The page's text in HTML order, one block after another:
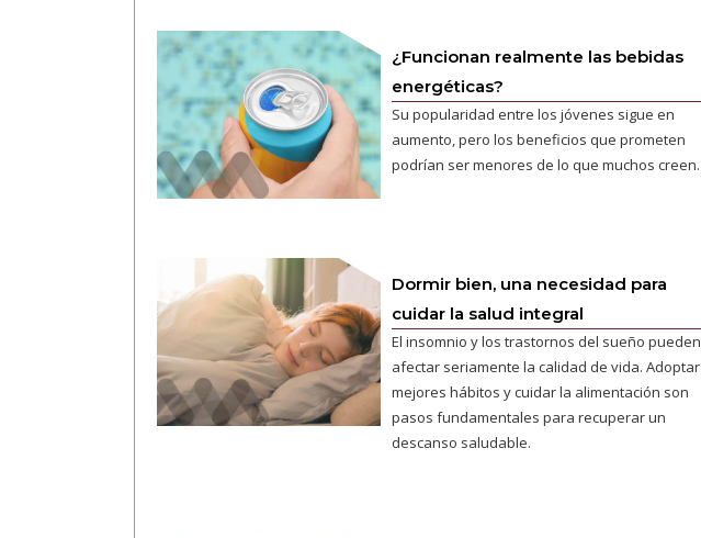
¿Funcionan realmente las bebidas
energéticas?
Su popularidad entre los jóvenes sigue en
aumento, pero los beneficios que prometen
podrían ser menores de lo que muchos creen.
Dormir bien, una necesidad para
cuidar la salud integral
El insomnio y los trastornos del sueño pueden
afectar seriamente la calidad de vida. Adoptar
mejores hábitos y cuidar la alimentación son
pasos fundamentales para recuperar un
descanso saludable.